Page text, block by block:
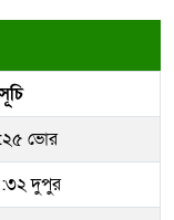
ভোর
দুপুর